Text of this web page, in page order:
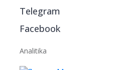
Telegram
Facebook
Analitika